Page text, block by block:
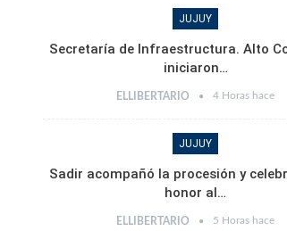
JUJUY
Secretaría de Infraestructura. Alto
iniciaron…
ELLIBERTARIO 4 Horas hace
JUJUY
Sadir acompañó la procesión y
honor al…
ELLIBERTARIO 5 Horas hace